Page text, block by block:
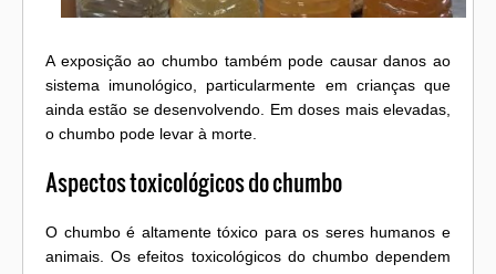
A exposição ao chumbo também pode causar danos ao
sistema imunológico, particularmente em crianças que
ainda estão se desenvolvendo. Em doses mais elevadas,
o chumbo pode levar à morte.
Aspectos toxicológicos do chumbo
O chumbo é altamente tóxico para os seres humanos e
animais. Os efeitos toxicológicos do chumbo dependem